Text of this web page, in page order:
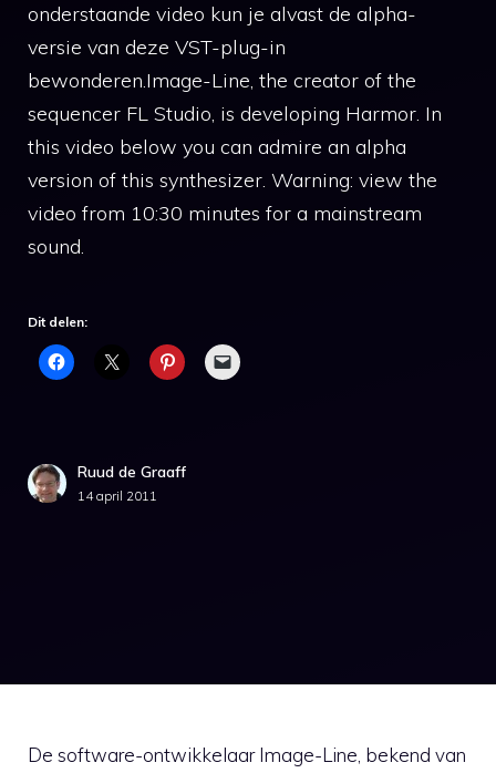
onderstaande video kun je alvast de alpha-
versie van deze VST-plug-in
bewonderen.Image-Line, the creator of the
sequencer FL Studio, is developing Harmor. In
this video below you can admire an alpha
version of this synthesizer. Warning: view the
video from 10:30 minutes for a mainstream
sound.
Dit delen:
Ruud de Graaff
14 april 2011
De software-ontwikkelaar Image-Line, bekend van